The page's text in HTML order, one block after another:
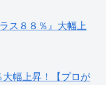
ス８８％』大幅上
幅上昇！【プロが